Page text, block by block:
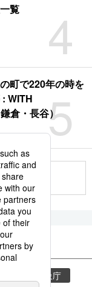
4
覧
5
町で220年の時を
WITH
倉・長谷）
気象庁